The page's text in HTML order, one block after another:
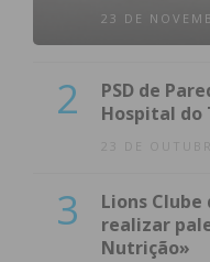
23 DE
2
PSD de
Hospital do
23 DE
3
Lions Clube
realizar
Nutrição»